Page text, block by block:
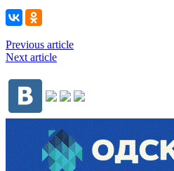
Previous article
Next article